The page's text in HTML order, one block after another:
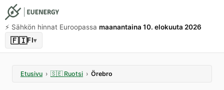
⚡️ Sähkön hinnat Euroopassa maanantaina 10. elokuuta 2026
🇫🇮FI▾
Etusivu › 🇸🇪 Ruotsi › Örebro